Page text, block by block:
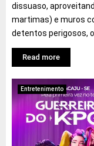
dissuaso,
martimas) e muros
detentos perigosos,
Read more
Entretenimento